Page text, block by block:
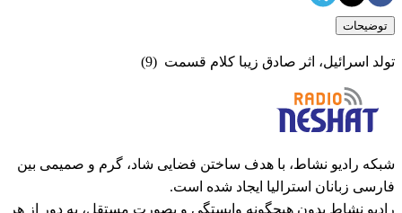
توضیحات
تولد اسرائیل، اثر صادق زیبا کلام قسمت (9)
شبکه رادیو نشاط، با هدف ساختن فضایی شاد، گرم و صمیمی بین
فارسی زبانان استرالیا ایجاد شده است.
رادیو نشاط بدون هیچگونه وابستگی و بصورت مستقل، به دور از هر